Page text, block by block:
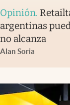
Opinión.
argentinas
no alcanza
Alan Soria